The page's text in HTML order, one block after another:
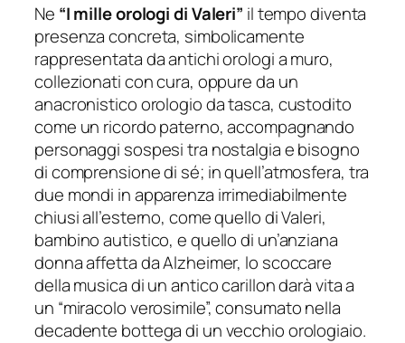
Ne “I mille orologi di Valeri” il tempo diventa
presenza concreta, simbolicamente
rappresentata da antichi orologi a muro,
collezionati con cura, oppure da un
anacronistico orologio da tasca, custodito
come un ricordo paterno, accompagnando
personaggi sospesi tra nostalgia e bisogno
di comprensione di sé; in quell’atmosfera, tra
due mondi in apparenza irrimediabilmente
chiusi all’esterno, come quello di Valeri,
bambino autistico, e quello di un’anziana
donna affetta da Alzheimer, lo scoccare
della musica di un antico carillon darà vita a
un “miracolo verosimile”, consumato nella
decadente bottega di un vecchio orologiaio.